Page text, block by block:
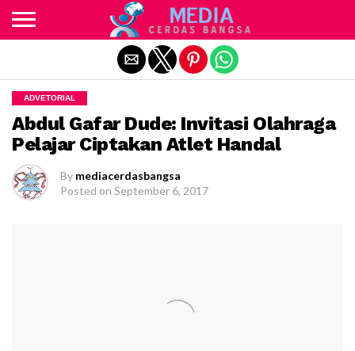
ADVETORIAL
Abdul Gafar Dude: Invitasi Olahraga
Pelajar Ciptakan Atlet Handal
By mediacerdasbangsa
Posted on September 6, 2017
Exit mobile version